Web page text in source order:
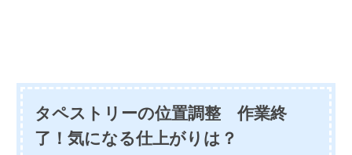
タペストリーの位置調整 作業終
了！気になる仕上がりは？